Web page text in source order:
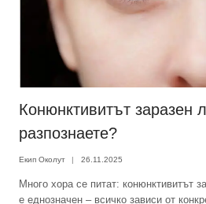
Конюнктивитът заразен
разпознаете?
Екип Околут 26.11.2025
Много хора се питат: конюнктивитът
е еднозначен – всичко зависи от